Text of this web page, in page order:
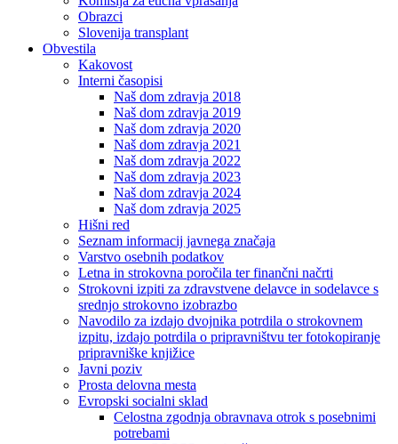
Obrazci
Slovenija transplant
Obvestila
Kakovost
Interni časopisi
Naš dom zdravja 2018
Naš dom zdravja 2019
Naš dom zdravja 2020
Naš dom zdravja 2021
Naš dom zdravja 2022
Naš dom zdravja 2023
Naš dom zdravja 2024
Naš dom zdravja 2025
Hišni red
Seznam informacij javnega značaja
Varstvo osebnih podatkov
Letna in strokovna poročila ter finančni načrti
Strokovni izpiti za zdravstvene delavce in sodelavce s
srednjo strokovno izobrazbo
Navodilo za izdajo dvojnika potrdila o strokovnem
izpitu, izdajo potrdila o pripravništvu ter fotokopiranje
pripravniške knjižice
Javni poziv
Prosta delovna mesta
Evropski socialni sklad
Celostna zgodnja obravnava otrok s posebnimi
potrebami